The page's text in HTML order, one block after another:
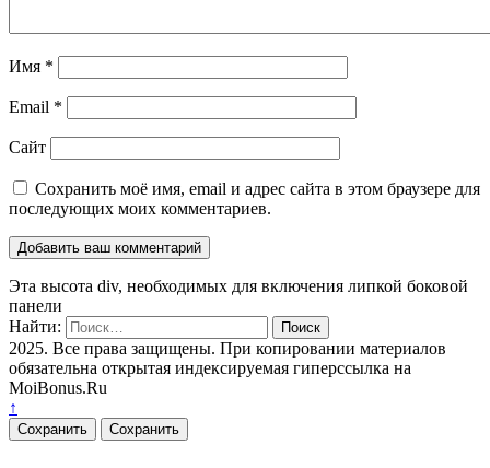
Имя *
Email *
Сайт
Сохранить моё имя, email и адрес сайта в этом браузере для
последующих моих комментариев.
Эта высота div, необходимых для включения липкой боковой
панели
Найти:
2025. Все права защищены. При копировании материалов
обязательна открытая индексируемая гиперссылка на
MoiBonus.Ru
↑